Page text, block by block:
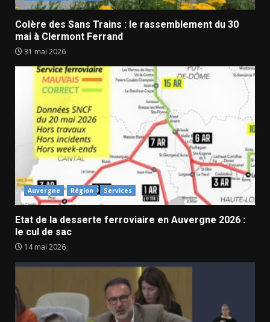
Colère des Sans Trains : le rassemblement du 30
mai à Clermont Ferrand
31 mai 2026
Auvergne Région Services
Etat de la desserte ferroviaire en Auvergne 2026 :
le cul de sac
14 mai 2026